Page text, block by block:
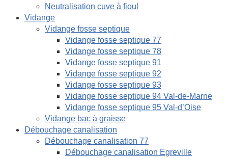
Neutralisation cuve à fioul
Vidange
Vidange fosse septique
Vidange fosse septique 77
Vidange fosse septique 78
Vidange fosse septique 91
Vidange fosse septique 92
Vidange fosse septique 93
Vidange fosse septique 94 Val-de-Marne
Vidange fosse septique 95 Val-d’Oise
Vidange bac à graisse
Débouchage canalisation
Débouchage canalisation 77
Débouchage canalisation Egreville